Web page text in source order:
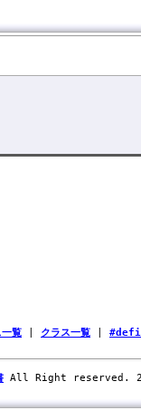
覧 クラス一覧
All Right reserved.